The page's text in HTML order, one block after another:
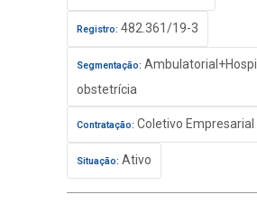
Registro: 482.361/19-3
Segmentação:
obstetrícia
Contratação: Coletivo Empresarial
Situação: Ativo